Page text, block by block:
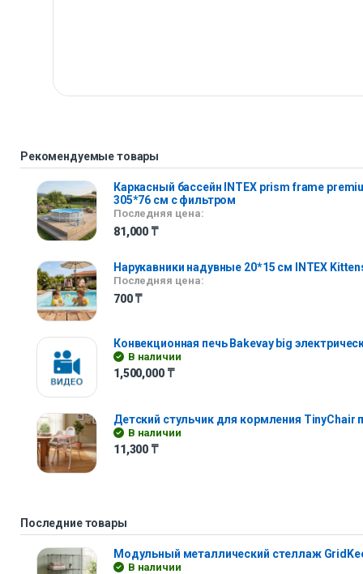
Рекомендуемые товары
Каркасный бассейн INTEX prism frame
305*76 см с фильтром
Последняя цена:
81,000 ₸
Нарукавники надувные 20*15 см INTEX
Последняя цена:
700₸
Конвекционная печь Bakevay big
В наличии
1,500,000 ₸
Детский стульчик для кормления TinyChair
В наличии
11,300 ₸
Последние товары
Модульный металлический стеллаж
В наличии